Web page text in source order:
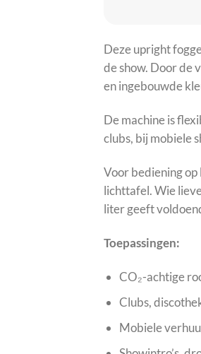
Deze upright
de show. Door de
en ingebouwde
De machine is
clubs, bij mobiele
Voor bediening
lichttafel. Wie
liter geeft
Toepassingen:
CO₂-achtige
Clubs,
Mobiele